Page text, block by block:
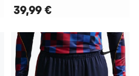
39,99 €